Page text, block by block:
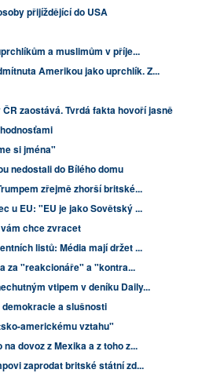
přijíždějící do USA
a muslimům v příje...
Amerikou jako uprchlík. Z...
zaostává. Tvrdá fakta hovoří jasně
si jména"
nedostali do Bílého domu
zřejmě zhorší britské...
u EU: "EU je jako Sovětský ...
chce zvracet
listů: Média mají držet ...
za "reakcionáře" a "kontra...
vtipem v deníku Daily...
a slušnosti
americkému vztahu"
dovoz z Mexika a z toho z...
zaprodat britské státní zd...